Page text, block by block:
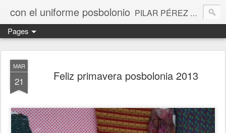
con el uniforme posbolonio PILAR PÉREZ CAMARERO la performance novelada, vivida y contada
Pages
MAR
21 Feliz primavera posbolonia 2013